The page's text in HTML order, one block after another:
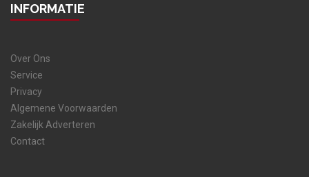
INFORMATIE
Over Ons
Service
Privacy
Algemene Voorwaarden
Zakelijk Adverteren
Contact